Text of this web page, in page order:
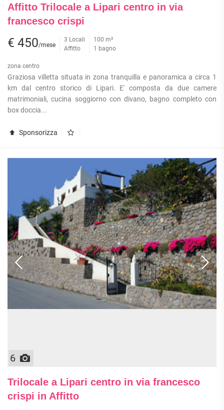
Affitto Trilocale a Lipari centro in via
francesco crispi
€ 450/mese
3 Locali
Affitto
100 m²
1 bagno
zona centro
Graziosa villetta situata in zona tranquilla e panoramica a circa 1
km dal centro storico di Lipari. E' composta da due camere
matrimoniali, cucina soggiorno con divano, bagno completo con
box doccia...
Sponsorizza
6
Trilocale a Lipari centro in via francesco
crispi in Affitto